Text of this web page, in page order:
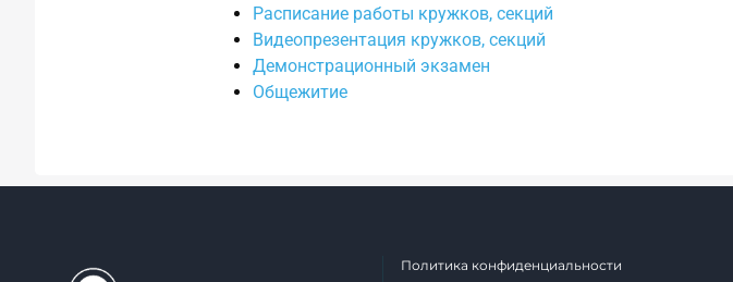
Расписание работы кружков, секций
Видеопрезентация кружков, секций
Демонстрационный экзамен
Общежитие
Политика конфиденциальности